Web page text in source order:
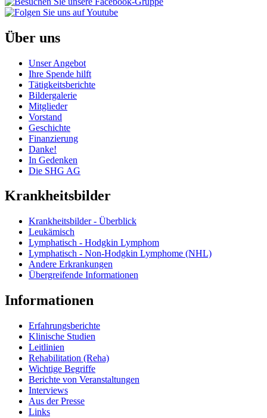
Über uns
Unser Angebot
Ihre Spende hilft
Tätigkeitsberichte
Bildergalerie
Mitglieder
Vorstand
Geschichte
Finanzierung
Danke!
In Gedenken
Die SHG AG
Krankheitsbilder
Krankheitsbilder - Überblick
Leukämisch
Lymphatisch - Hodgkin Lymphom
Lymphatisch - Non-Hodgkin Lymphome (NHL)
Andere Erkrankungen
Übergreifende Informationen
Informationen
Erfahrungsberichte
Klinische Studien
Leitlinien
Rehabilitation (Reha)
Wichtige Begriffe
Berichte von Veranstaltungen
Interviews
Aus der Presse
Links